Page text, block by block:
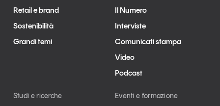
Retail e brand
Sostenibilità
Grandi temi
Il Numero
Interviste
Comunicati stampa
Video
Podcast
Studi e ricerche Eventi e formazione